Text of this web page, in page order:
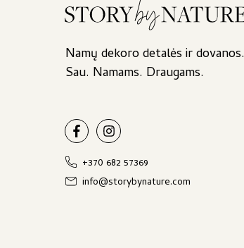
57,00 €.
Namų dekoro detalės ir dovanos.
Sau. Namams. Draugams.
+370 682 57369
info@storybynature.com